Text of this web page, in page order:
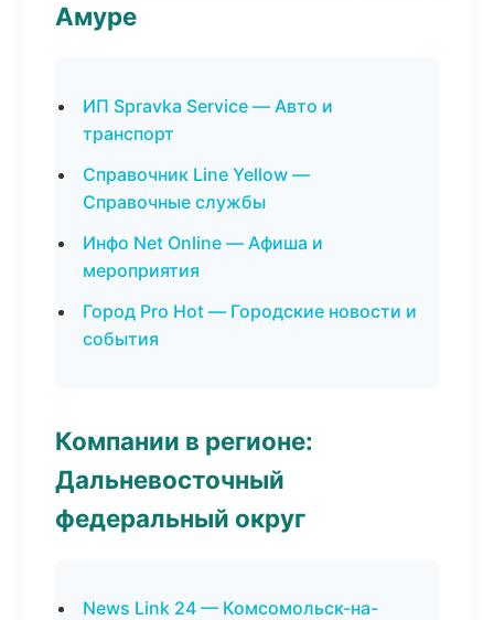
Амуре
ИП Spravka Service — Авто и
транспорт
Справочник Line Yellow —
Справочные службы
Инфо Net Online — Афиша и
мероприятия
Город Pro Hot — Городские новости и
события
Компании в регионе:
Дальневосточный
федеральный округ
News Link 24 — Комсомольск-на-